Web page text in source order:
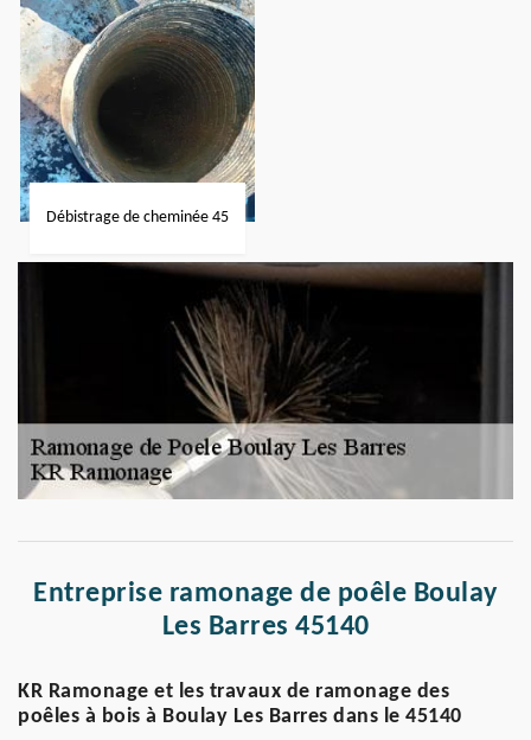
Débistrage de cheminée 45
Entreprise ramonage de poêle Boulay
Les Barres 45140
KR Ramonage et les travaux de ramonage des
poêles à bois à Boulay Les Barres dans le 45140